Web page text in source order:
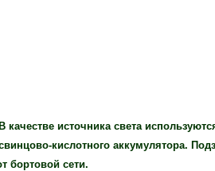
источника света
кислотного аккумулятора.
бортовой сети.